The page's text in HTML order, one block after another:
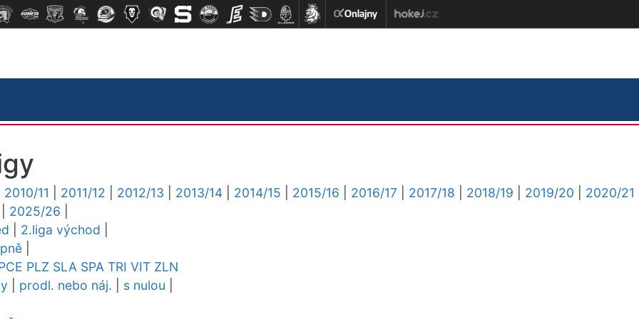
2010/11 2011/12 2012/13 2013/14 2014/15 2015/16 2016/17 2017/18 2018/19 2019/20
2020/21
2025/26
2.liga východ
PLZ SLA SPA TRI VIT ZLN
prodl. nebo náj. s nulou